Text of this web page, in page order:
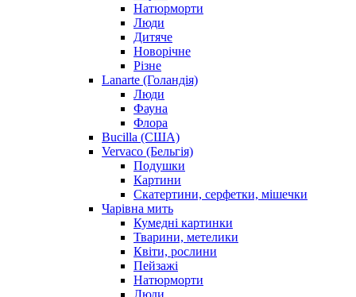
Натюрморти
Люди
Дитяче
Новорічне
Різне
Lanarte (Голандія)
Люди
Фауна
Флора
Bucilla (США)
Vervaco (Бельгія)
Подушки
Картини
Скатертини, серфетки, мішечки
Чарiвна мить
Кумедні картинки
Тварини, метелики
Квіти, рослини
Пейзажі
Натюрморти
Люди